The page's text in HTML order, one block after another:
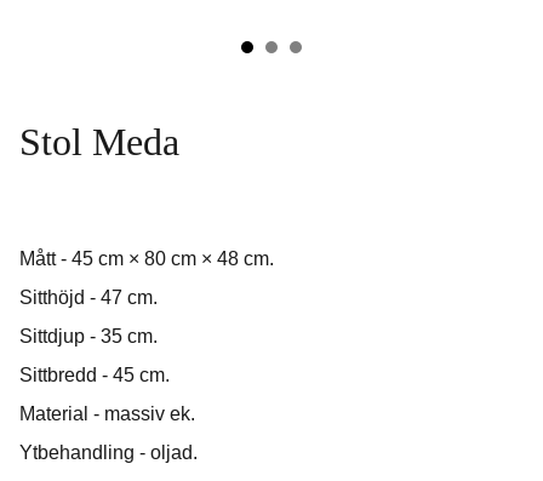
Stol Meda
Mått - 45 cm × 80 cm × 48 cm.
Sitthöjd - 47 cm.
Sittdjup - 35 cm.
Sittbredd - 45 cm.
Material - massiv ek.
Ytbehandling - oljad.